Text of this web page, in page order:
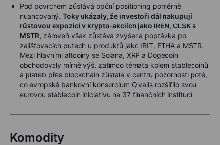
Pod povrchem zůstává opční positioning poměrně
nuancovaný. Toky ukázaly, že investoři dál nakupují
růstovou expozici v krypto‑akciích jako IREN, CLSK a
MSTR, zároveň však zůstává zvýšená poptávka po
zajišťovacích putech u produktů jako IBIT, ETHA a MSTR.
Mezi hlavními altcoiny se Solana, XRP a Dogecoin
obchodovaly mírně výš, zatímco témata kolem stablecoinů
a plateb přes blockchain zůstala v centru pozornosti poté,
co evropské bankovní konsorcium Qivalis rozšířilo svou
eurovou stablecoin iniciativu na 37 finančních institucí.
Komodity